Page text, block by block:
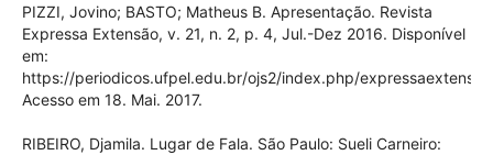
PIZZI, Jovino; BASTO; Matheus B. Apresentação. Revista
Expressa Extensão, v. 21, n. 2, p. 4, Jul.-Dez 2016. Disponível
em:
https://periodicos.ufpel.edu.br/ojs2/index.php/
Acesso em 18. Mai. 2017.
RIBEIRO, Djamila. Lugar de Fala. São Paulo: Sueli Carneiro: